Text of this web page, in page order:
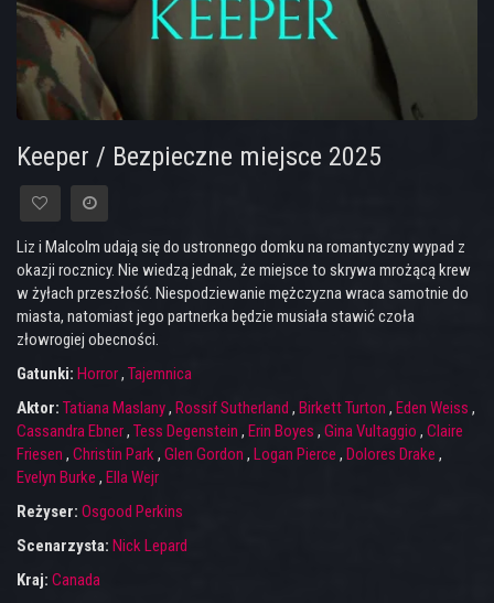
Keeper / Bezpieczne miejsce 2025
Liz i Malcolm udają się do ustronnego domku na romantyczny wypad z
okazji rocznicy. Nie wiedzą jednak, że miejsce to skrywa mrożącą krew
w żyłach przeszłość. Niespodziewanie mężczyzna wraca samotnie do
miasta, natomiast jego partnerka będzie musiała stawić czoła
złowrogiej obecności.
Gatunki: Horror, Tajemnica
Aktor: Tatiana Maslany, Rossif Sutherland , Birkett Turton , Eden Weiss ,
Cassandra Ebner, Tess Degenstein , Erin Boyes , Gina Vultaggio , Claire
Friesen , Christin Park, Glen Gordon , Logan Pierce , Dolores Drake ,
Evelyn Burke , Ella Wejr
Reżyser: Osgood Perkins
Scenarzysta: Nick Lepard
Kraj: Canada